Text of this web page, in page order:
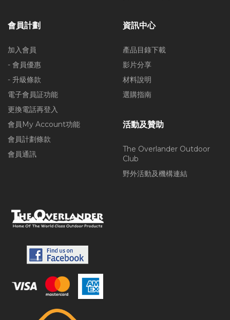
會員計劃
加入會員
- 會員優惠
- 升級條款
電子會員証功能
更換電話再登入
會員My Account功能
會員計劃條款
會員通訊
資訊中心
產品目錄下載
影片分享
材料說明
選購指南
活動及贊助
The Overlander Outdoor
Club
野外活動及機構連結